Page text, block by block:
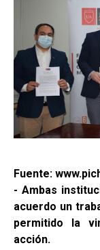
Fuente:
- Ambas
acuerdo un
permitido la
acción.